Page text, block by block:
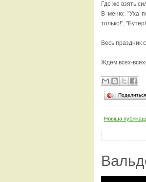
Где же взять
В меню: "Уха
только!",
Весь праздник
Ждём всех-
Новіша